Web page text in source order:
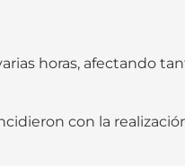
horas, afectando
con la